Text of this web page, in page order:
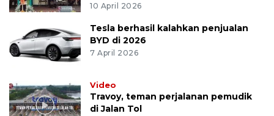
10 April 2026
Tesla berhasil kalahkan penjualan
BYD di 2026
7 April 2026
Video
Travoy, teman perjalanan pemudik
di Jalan Tol